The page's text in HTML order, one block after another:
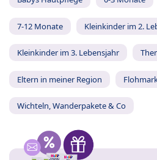
7-12 Monate Kleinkinder im 2.
Kleinkinder im 3. Lebensjahr
Eltern in meiner Region
Wichteln, Wanderpakete & Co